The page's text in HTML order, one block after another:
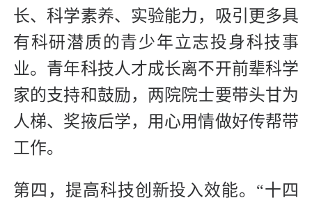
长、科学素养、实验能力，吸引更多具
有科研潜质的青少年立志投身科技事
业。青年科技人才成长离不开前辈科学
家的支持和鼓励，两院院士要带头甘为
人梯、奖掖后学，用心用情做好传帮带
工作。
第四，提高科技创新投入效能。“十四